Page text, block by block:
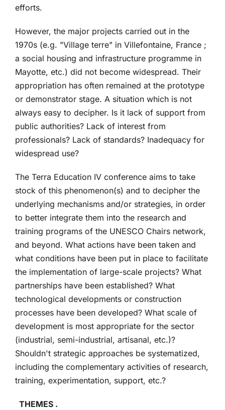
efforts.
However, the major projects carried out in the
1970s (e.g. "Village terre" in Villefontaine, France ;
a social housing and infrastructure programme in
Mayotte, etc.) did not become widespread. Their
appropriation has often remained at the prototype
or demonstrator stage. A situation which is not
always easy to decipher. Is it lack of support from
public authorities? Lack of interest from
professionals? Lack of standards? Inadequacy for
widespread use?
The Terra Education IV conference aims to take
stock of this phenomenon(s) and to decipher the
underlying mechanisms and/or strategies, in order
to better integrate them into the research and
training programs of the UNESCO Chairs network,
and beyond. What actions have been taken and
what conditions have been put in place to facilitate
the implementation of large-scale projects? What
partnerships have been established? What
technological developments or construction
processes have been developed? What scale of
development is most appropriate for the sector
(industrial, semi-industrial, artisanal, etc.)?
Shouldn't strategic approaches be systematized,
including the complementary activities of research,
training, experimentation, support, etc.?
THEMES .